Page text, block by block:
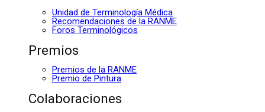
Unidad de Terminología Médica
Recomendaciones de la RANME
Foros Terminológicos
Premios
Premios de la RANME
Premio de Pintura
Colaboraciones